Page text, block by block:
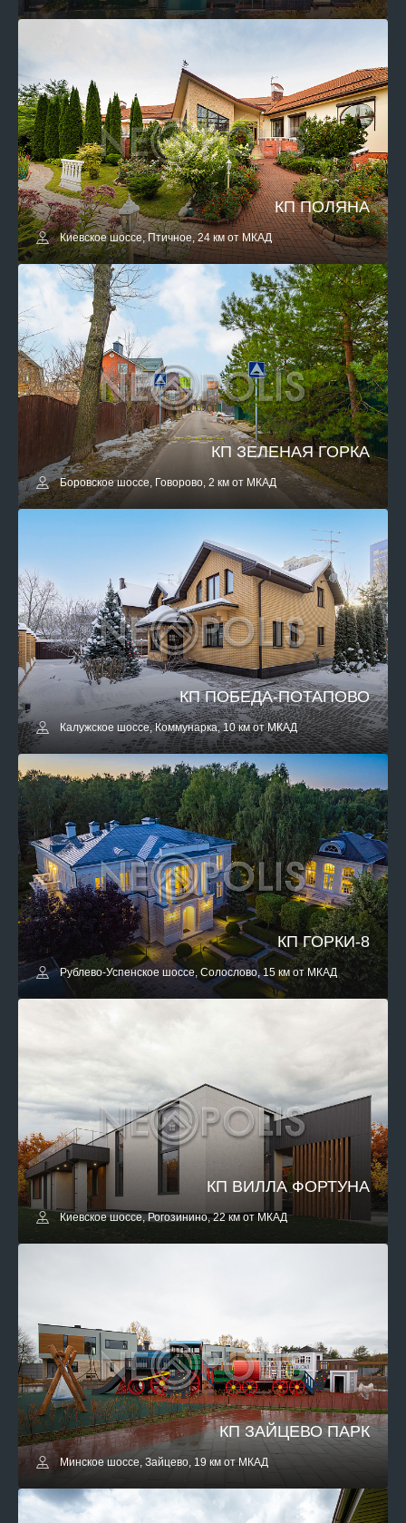
КП ПОЛЯНА
Киевское шоссе, Птичное, 24 км от МКАД
КП ЗЕЛЕНАЯ ГОРКА
Боровское шоссе, Говорово, 2 км от МКАД
КП ПОБЕДА-ПОТАПОВО
Калужское шоссе, Коммунарка, 10 км от МКАД
КП ГОРКИ-8
Рублево-Успенское шоссе, Солослово, 15 км от МКАД
КП ВИЛЛА ФОРТУНА
Киевское шоссе, Рогозинино, 22 км от МКАД
КП ЗАЙЦЕВО ПАРК
Минское шоссе, Зайцево, 19 км от МКАД